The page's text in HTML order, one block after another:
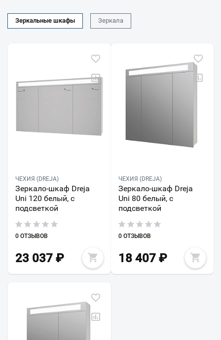
Зеркальные шкафы Зеркала
ЧЕХИЯ (DREJA)
Зеркало-шкаф Dreja
Uni 120 белый, с
подсветкой
0 ОТЗЫВОВ
23 037 ₽
ЧЕХИЯ (DREJA)
Зеркало-шкаф Dreja
Uni 80 белый, с
подсветкой
0 ОТЗЫВОВ
18 407₽